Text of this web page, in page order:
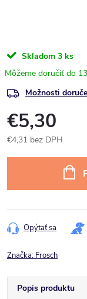
Skladom 3 ks
Možnosti
€5,30
€4,31 bez DPH
Opýtať sa
Značka: Frosch
Popis produktu